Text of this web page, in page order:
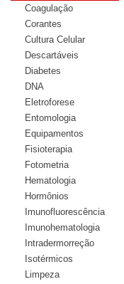
Coagulação
Corantes
Cultura Celular
Descartáveis
Diabetes
DNA
Eletroforese
Entomologia
Equipamentos
Fisioterapia
Fotometria
Hematologia
Hormônios
Imunofluorescência
Imunohematologia
Intradermorreção
Isotérmicos
Limpeza